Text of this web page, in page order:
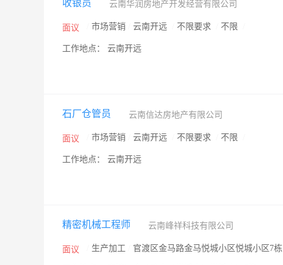
收银员 云南华润房地产开发经营有限公司
面议 市场营销 云南开远 不限要求 不限
工作地点： 云南开远
石厂仓管员 云南信达房地产有限公司
面议 市场营销 云南开远 不限要求 不限
工作地点： 云南开远
精密机械工程师 云南峰祥科技有限公司
面议 生产加工 官渡区金马路金马悦城小区悦城小区7栋